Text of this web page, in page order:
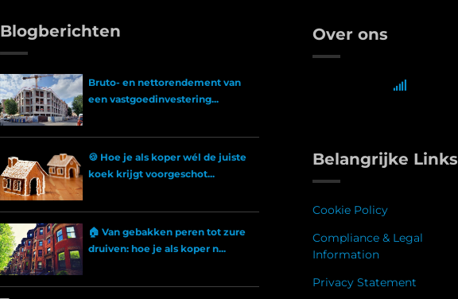
Blogberichten
Bruto- en nettorendement van
een vastgoedinvestering...
🍪 Hoe je als koper wél de juiste
koek krijgt voorgeschot...
🏠 Van gebakken peren tot zure
druiven: hoe je als koper n...
Over ons
Belangrijke Links
Cookie Policy
Compliance & Legal
Information
Privacy Statement